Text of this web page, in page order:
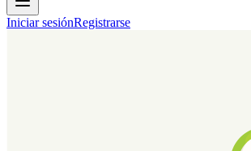
Iniciar sesiónRegistrarse